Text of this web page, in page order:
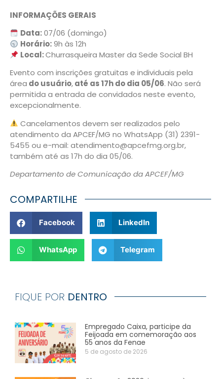
INFORMAÇÕES GERAIS
Data:07/06 (domingo)
Horário:9h às 12h
Local:Churrasqueira Master da Sede Social BH
Evento com inscrições gratuitas e individuais pela
área do usuário,até as 17h do dia 05/06. Não será
permitida a entrada de convidados neste evento,
excepcionalmente.
Cancelamentos devem ser realizados pelo
atendimento da APCEF/MG no WhatsApp (31) 2391-
5455 ou e-mail: atendimento@apcefmg.org.br,
também até as 17h do dia 05/06.
Departamento de Comunicação da APCEF/MG
COMPARTILHE
Facebook LinkedIn
WhatsApp Telegram
FIQUE POR DENTRO
Empregado Caixa, participe da
Feijoada em comemoração aos
55 anos da Fenae
5 de agosto de 2026